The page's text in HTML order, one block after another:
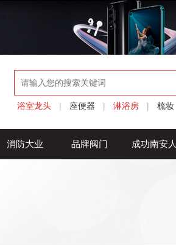
浴室龙头 | 座便器 | 淋浴房 | 梳妆
消防大业 品牌阀门 成功南安人